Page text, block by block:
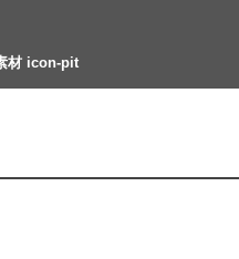
材 icon-pit